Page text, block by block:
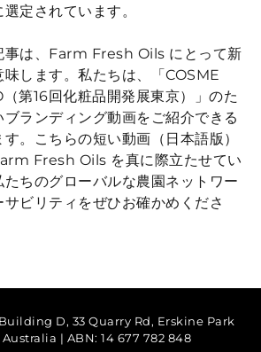
定されています。
事は、Farm Fresh Oils にとって新
します。私たちは、「 COSME
（第16回化粧品開発展東京）」のた
ランディング動画をご紹介できる
。こちらの短い動画（日本語版）
Fresh Oils を真に際立たせてい
ちのグローバルな農園ネットワー
ビリティをぜひお確かめくださ
D, 33 Quarry Rd, Erskine Park
Australia | ABN: 14 677 782 848